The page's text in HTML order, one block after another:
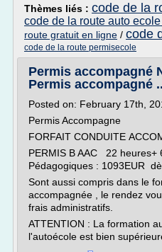
Thèmes liés : code de la
code de la route auto
route gratuit en ligne / code
code de la route permisecole
Permis accompagné
Permis accompagné
Posted on: February 17th,
Permis Accompagne
FORFAIT CONDUITE
PERMIS B AAC 22 heures+
Pédagogiques : 1093EUR
Sont aussi compris dans le
accompagnée , le rendez
frais administratifs.
ATTENTION : La formation
l'autoécole est bien